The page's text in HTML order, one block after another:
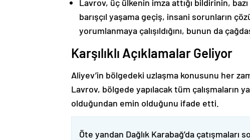
Lavrov, üç ülkenin imza attığı bildirinin,
barışçıl yaşama geçiş, insani sorunların
yorumlanmaya çalışıldığını, bunun da
Karşılıklı Açıklamalar Geliyor
Aliyev’in bölgedeki uzlaşma konusunu her
Lavrov, bölgede yapılacak tüm çalışmaların
olduğundan emin olduğunu ifade etti.
Öte yandan Dağlık Karabağ’da